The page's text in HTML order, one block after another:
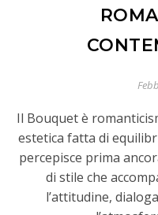
Il Bouquet è romanticismo contemporaneo: una scelta
estetica fatta di
percepisce prima
di stile che
l’attitudine,